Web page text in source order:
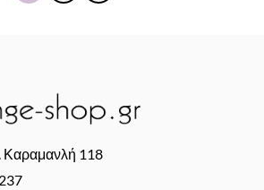
118